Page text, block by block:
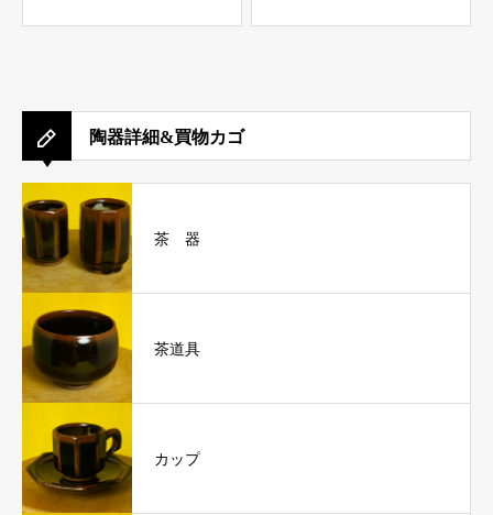
陶器詳細&買物カゴ
茶 器
茶道具
カップ